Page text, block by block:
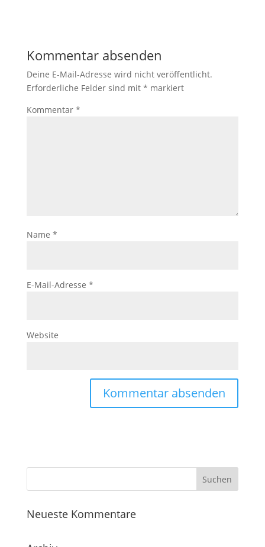
Kommentar absenden
Deine E-Mail-Adresse wird nicht veröffentlicht.
Erforderliche Felder sind mit * markiert
Kommentar *
Name *
E-Mail-Adresse *
Website
Neueste Kommentare